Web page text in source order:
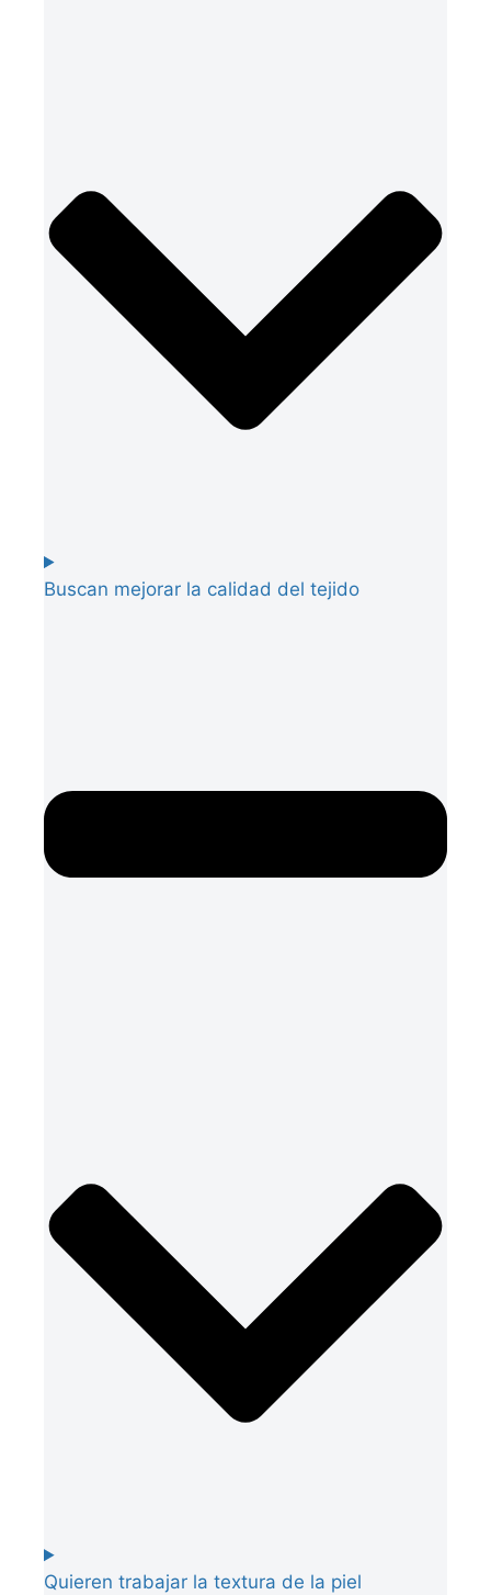
Buscan mejorar la calidad del tejido
Quieren trabajar la textura de la piel